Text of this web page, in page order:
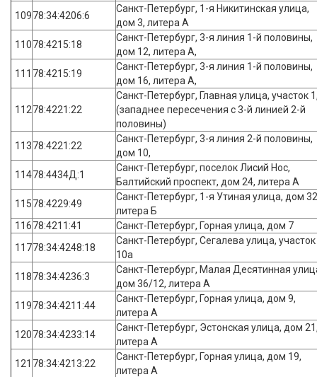
10978:34:4206:6
Санкт-Петербург, 1-я Никитинская улица,
дом 3, литера А
11078:4215:18
Санкт-Петербург, 3-я линия 1-й половины,
дом 12, литера А,
111 78:4215:19
Санкт-Петербург, 3-я линия 1-й половины,
дом 16, литера А,
11278:4221:22
Санкт-Петербург, Главная улица, участок
(западнее пересечения с 3-й линией 2-й
половины)
11378:4221:22
Санкт-Петербург, 3-я линия 2-й половины,
дом 10,
11478:4434Д:1
Санкт-Петербург, поселок Лисий Нос,
Балтийский проспект, дом 24, литера А
11578:4229:49
Санкт-Петербург, 1-я Утиная улица, дом
литера Б
11678:4211:41
Санкт-Петербург, Горная улица, дом 7
11778:34:4248:18
Санкт-Петербург, Сегалева улица, участок
10а
11878:34:4236:3
Санкт-Петербург, Малая Десятинная
дом 36/12, литера А
11978:34:4211:44
Санкт-Петербург, Горная улица, дом 9,
литера А
12078:34:4233:14
Санкт-Петербург, Эстонская улица, дом
литера А
121 78:34:4213:22
Санкт-Петербург, Горная улица, дом 19,
литера А